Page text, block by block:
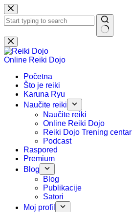
Preskoči
na
sadržaj
Nema
rezultata.
Online Reiki Dojo
Početna
Što je reiki
Karuna Ryu
Naučite reiki
Naučite reiki
Online Reiki Dojo
Reiki Dojo Trening centar
Podcast
Raspored
Premium
Blog
Blog
Publikacije
Satori
Moj profil